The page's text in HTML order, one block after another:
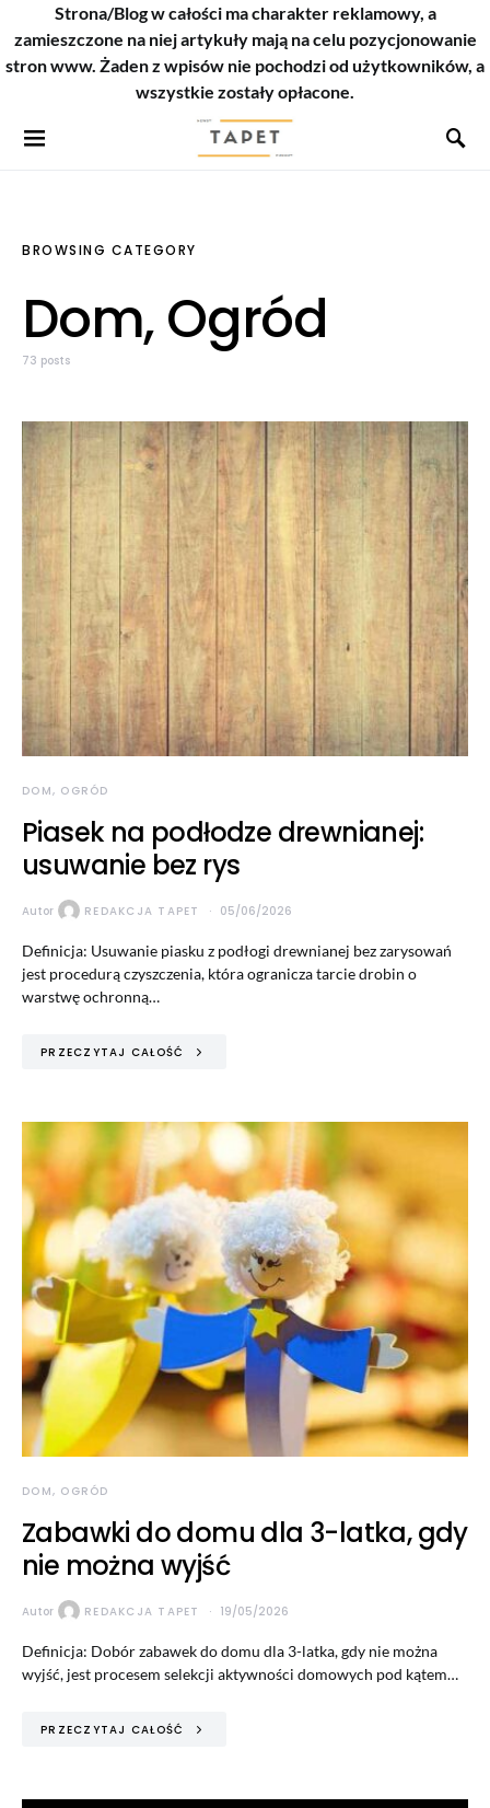
Strona/Blog w całości ma charakter reklamowy, a
zamieszczone na niej artykuły mają na celu pozycjonowanie
stron www. Żaden z wpisów nie pochodzi od użytkowników, a
wszystkie zostały opłacone.
BROWSING CATEGORY
Dom, Ogród
73 posts
DOM, OGRÓD
Piasek na podłodze drewnianej:
usuwanie bez rys
Autor REDAKCJA TAPET 05/06/2026
Definicja: Usuwanie piasku z podłogi drewnianej bez zarysowań
jest procedurą czyszczenia, która ogranicza tarcie drobin o
warstwę ochronną…
PRZECZYTAJ CAŁOŚĆ
DOM, OGRÓD
Zabawki do domu dla 3-latka, gdy
nie można wyjść
Autor REDAKCJA TAPET 19/05/2026
Definicja: Dobór zabawek do domu dla 3-latka, gdy nie można
wyjść, jest procesem selekcji aktywności domowych pod kątem…
PRZECZYTAJ CAŁOŚĆ